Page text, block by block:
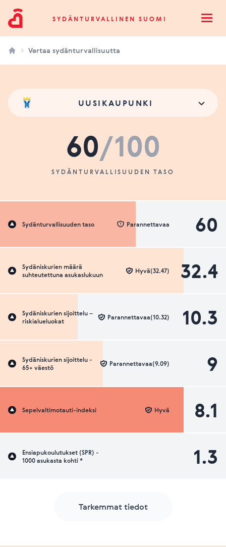
Sydänturvallinen SuomiSYDÄNTURVALLINEN SUOMI
Vertaa sydänturvallisuutta
UUSIKAUPUNKI
60/100
SYDÄNTURVALLISUUDEN TASO
Sydänturvallisuuden taso 60
Parannettavaa
Sydäniskurien määrä
suhteutettuna asukaslukuun
32.4
Hyvä(32.47)
Sydäniskurien sijoittelu –
riskialueluokat
10.3
Parannettavaa(10.32)
Sydäniskurien sijoittelu -
65+ väestö
9
Parannettavaa(9.09)
Sepelvaltimotauti-indeksi 8.1
Hyvä
Ensiapukoulutukset (SPR) -
1000 asukasta kohti *
1.3
Tarkemmat tiedot